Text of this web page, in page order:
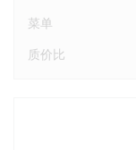
菜单
质价比